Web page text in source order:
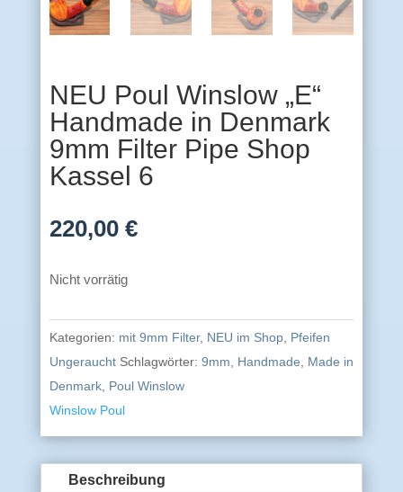
NEU Poul Winslow „E“
Handmade in Denmark
9mm Filter Pipe Shop
Kassel 6
220,00 €
Nicht vorrätig
Kategorien: mit 9mm Filter, NEU im Shop, Pfeifen
Ungeraucht Schlagwörter: 9mm Handmade
Made in
Denmark, Poul Winslow
Winslow Poul
Beschreibung